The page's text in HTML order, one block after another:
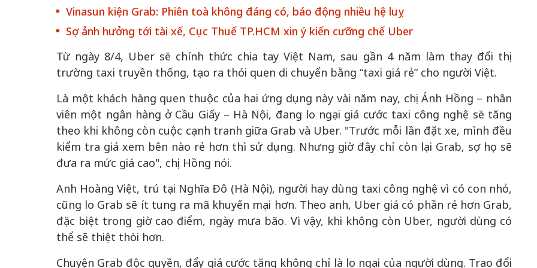
Vinasun kiện Grab: Phiên toà không đáng có, báo động nhiều hệ luỵ
Sợ ảnh hưởng tới tài xế, Cục Thuế TP.HCM xin ý kiến cưỡng chế Uber
Từ ngày 8/4, Uber sẽ chính thức chia tay Việt Nam, sau gần 4 năm làm thay đổi thị
trường taxi truyền thống, tạo ra thói quen di chuyển bằng “taxi giá rẻ” cho người Việt.
Là một khách hàng quen thuộc của hai ứng dụng này vài năm nay, chị Ánh Hồng – nhân
viên một ngân hàng ở Cầu Giấy – Hà Nội, đang lo ngại giá cước taxi công nghệ sẽ tăng
theo khi không còn cuộc cạnh tranh giữa Grab và Uber. "Trước mỗi lần đặt xe, mình đều
kiểm tra giá xem bên nào rẻ hơn thì sử dụng. Nhưng giờ đây chỉ còn lại Grab, sợ họ sẽ
đưa ra mức giá cao", chị Hồng nói.
Anh Hoàng Việt, trú tại Nghĩa Đô (Hà Nội), người hay dùng taxi công nghệ vì có con nhỏ,
cũng lo Grab sẽ ít tung ra mã khuyến mại hơn. Theo anh, Uber giá có phần rẻ hơn Grab,
đặc biệt trong giờ cao điểm, ngày mưa bão. Vì vậy, khi không còn Uber, người dùng có
thể sẽ thiệt thòi hơn.
Chuyện Grab độc quyền, đẩy giá cước tăng không chỉ là lo ngại của người dùng. Trao đổi
Hà Nội vững bước vào
không gian phát triển
mới - Kỳ 5: Thủ đô qua
lăng kính số hóa
nhập UNESCO: Khơi
nguồn nội lực văn hóa,
định hình vị thế kiến
tạo | Kỳ 4: Sáng kiến
làm nên diện mạo mới
nhập UNESCO: Khơi
nguồn nội lực văn hóa,
định hình vị thế kiến
tạo | Kỳ 3: Hội nhập
50 năm Việt
nguồn nội lực
định hình vị
tạo | Kỳ 1:
hòa bình thể